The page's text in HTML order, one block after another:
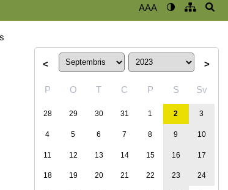
AAA
< >
P O T C P S Sv
28 29 30 31 1 2 3
4 5 6 7 8 9 10
11 12 13 14 15 16 17
18 19 20 21 22 23 24